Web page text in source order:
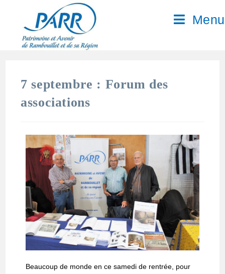
Menu
7 septembre : Forum des
associations
Beaucoup de monde en ce samedi de rentrée, pour